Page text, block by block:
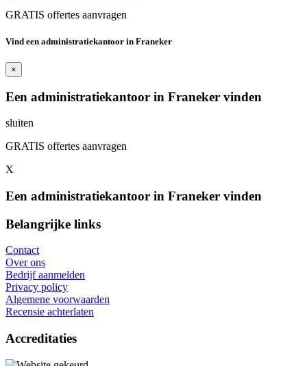
GRATIS offertes aanvragen
Vind een administratiekantoor in Franeker
×
Een administratiekantoor in Franeker vinden
sluiten
GRATIS offertes aanvragen
X
Een administratiekantoor in Franeker vinden
Belangrijke links
Contact
Over ons
Bedrijf aanmelden
Privacy policy
Algemene voorwaarden
Recensie achterlaten
Accreditaties